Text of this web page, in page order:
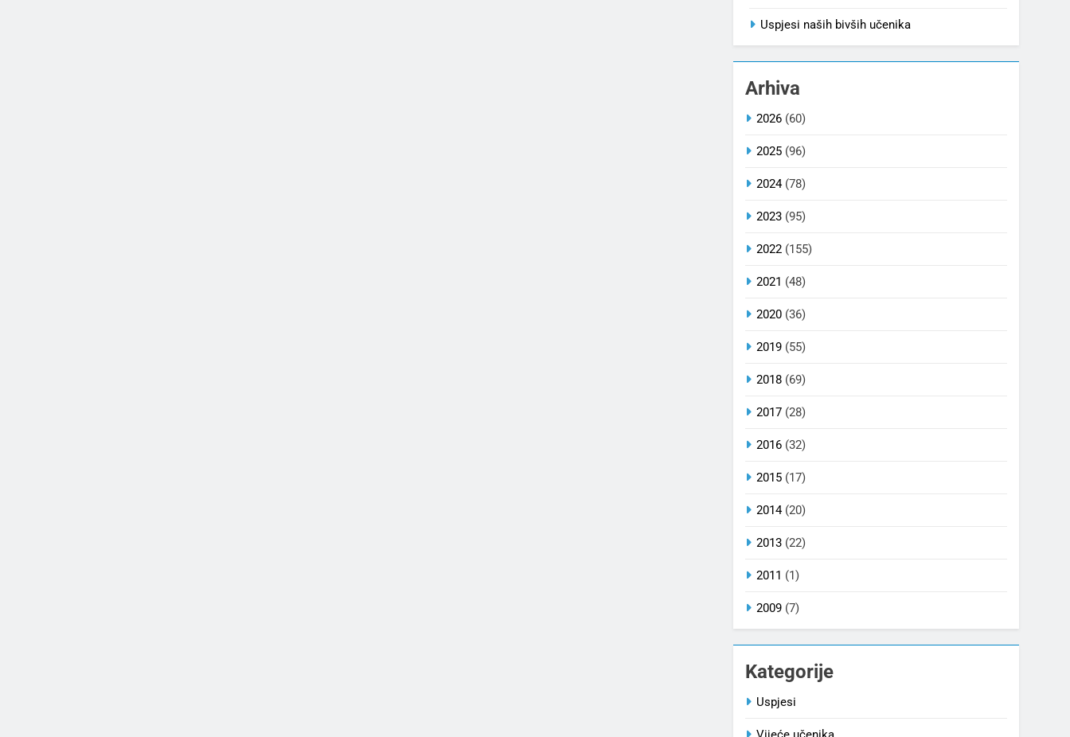
Uspjesi naših bivših učenika
Arhiva
2026 (60)
2025 (96)
2024(78)
2023 (95)
2022 (155)
2021 (48)
2020 (36)
2019 (55)
2018 (69)
2017 (28)
2016 (32)
2015 (17)
2014(20)
2013 (22)
2011 (1)
2009 (7)
Kategorije
Uspjesi